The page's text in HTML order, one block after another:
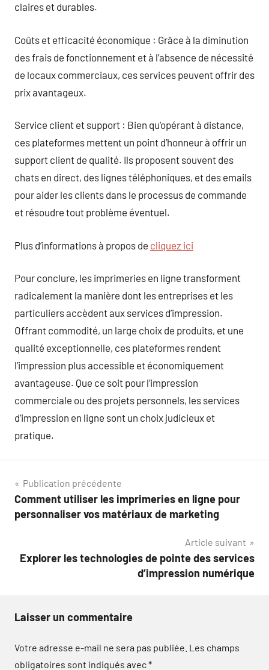
claires et durables.
Coûts et efficacité économique : Grâce à la diminution
des frais de fonctionnement et à l’absence de nécessité
de locaux commerciaux, ces services peuvent offrir des
prix avantageux.
Service client et support : Bien qu’opérant à distance,
ces plateformes mettent un point d’honneur à offrir un
support client de qualité. Ils proposent souvent des
chats en direct, des lignes téléphoniques, et des emails
pour aider les clients dans le processus de commande
et résoudre tout problème éventuel.
Plus d’informations à propos de cliquez ici
Pour conclure, les imprimeries en ligne transforment
radicalement la manière dont les entreprises et les
particuliers accèdent aux services d’impression.
Offrant commodité, un large choix de produits, et une
qualité exceptionnelle, ces plateformes rendent
l’impression plus accessible et économiquement
avantageuse. Que ce soit pour l’impression
commerciale ou des projets personnels, les services
d’impression en ligne sont un choix judicieux et
pratique.
Navigation
de
Publication précédente
Comment utiliser les imprimeries en ligne pour
personnaliser vos matériaux de marketing
Article suivant
Explorer les technologies de pointe des services
d’impression numérique
Laisser un commentaire
Votre adresse e-mail ne sera pas publiée. Les champs
obligatoires sont indiqués avec*